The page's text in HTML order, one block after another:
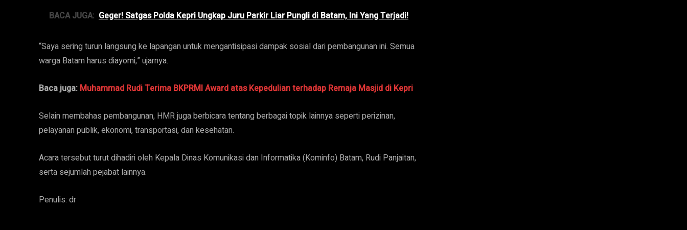
BACA JUGA: Geger! Satgas Polda Kepri Ungkap Juru Parkir Liar Pungli di Batam, Ini Yang Terjadi!
“Saya sering turun langsung ke lapangan untuk mengantisipasi dampak sosial dari pembangunan ini. Semua
warga Batam harus diayomi,” ujarnya.
Baca juga: Muhammad Rudi Terima BKPRMI Award atas Kepedulian terhadap Remaja Masjid di Kepri
Selain membahas pembangunan, HMR juga berbicara tentang berbagai topik lainnya seperti perizinan,
pelayanan publik, ekonomi, transportasi, dan kesehatan.
Acara tersebut turut dihadiri oleh Kepala Dinas Komunikasi dan Informatika (Kominfo) Batam, Rudi Panjaitan,
serta sejumlah pejabat lainnya.
Penulis: dr